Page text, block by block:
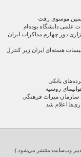
موسوی رفت
علمی دانشگاه بوده‌ام
دور چهارم مذاکرات ایران
هسته‌ای ایران زیر کنترل
بانکی
سازمان میراث فرهنگی
اعلام شد
دبیر وب‌سایت منتشر می‌شود.)